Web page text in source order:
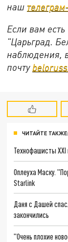
наш
Если вам
"Царьград.
наблюдения,
почту
ЧИТАЙТЕ ТАКЖЕ:
Технофашисты XXI
Оплеуха Маску.
Starlink
Даня с Дашей
закончились
"Очень плохие